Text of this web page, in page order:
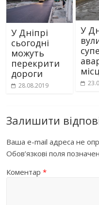
У Дніпрі
сьогодні
можуть
перекрити
дороги
28.08.2019
У
Залишити
Ваша e-mail адреса не
Обов’язкові поля
Коментар*